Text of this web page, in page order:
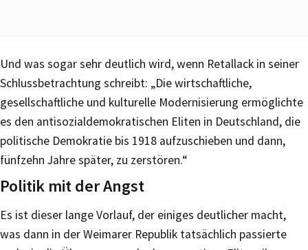
Und was sogar sehr deutlich wird, wenn Retallack in seiner
Schlussbetrachtung schreibt: „Die wirtschaftliche,
gesellschaftliche und kulturelle Modernisierung ermöglichte
es den antisozialdemokratischen Eliten in Deutschland, die
politische Demokratie bis 1918 aufzuschieben und dann,
fünfzehn Jahre später, zu zerstören.“
Politik mit der Angst
Es ist dieser lange Vorlauf, der einiges deutlicher macht,
was dann in der Weimarer Republik tatsächlich passierte